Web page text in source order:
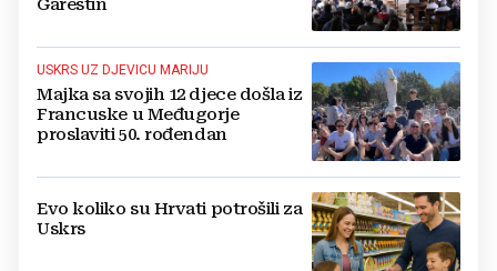
Garestin
USKRS UZ DJEVICU MARIJU
Majka sa svojih 12 djece došla iz
Francuske u Međugorje
proslaviti 50. rođendan
Evo koliko su Hrvati potrošili za
Uskrs